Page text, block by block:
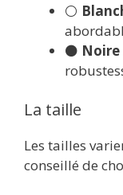
⚪
⚫ Noire
La taille
Les tailles
conseillé de